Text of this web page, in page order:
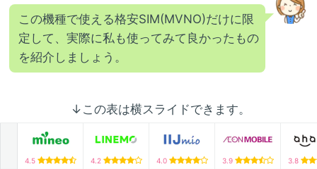
この機種で使える格安SIM(MVNO)だけに限
定して、実際に私も使ってみて良かったもの
を紹介しましょう。
↓この表は横スライドできます。
4.5 4.2 4.0 3.9 3.8